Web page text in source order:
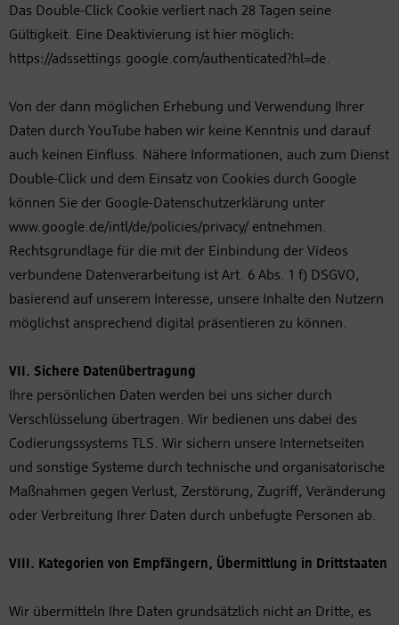
Das Double-Click Cookie verliert nach 28 Tagen seine
Gültigkeit. Eine Deaktivierung ist hier möglich:
https://adssettings.google.com/authenticated?hl=de.
Von der dann möglichen Erhebung und Verwendung Ihrer
Daten durch YouTube haben wir keine Kenntnis und darauf
auch keinen Einfluss. Nähere Informationen, auch zum Dienst
Double-Click und dem Einsatz von Cookies durch Google
können Sie der Google-Datenschutzerklärung unter
www.google.de/intl/de/policies/privacy/ entnehmen.
Rechtsgrundlage für die mit der Einbindung der Videos
verbundene Datenverarbeitung ist Art. 6 Abs. 1 f) DSGVO,
basierend auf unserem Interesse, unsere Inhalte den Nutzern
möglichst ansprechend digital präsentieren zu können.
VII. Sichere Datenübertragung
Ihre persönlichen Daten werden bei uns sicher durch
Verschlüsselung übertragen. Wir bedienen uns dabei des
Codierungssystems TLS. Wir sichern unsere Internetseiten
und sonstige Systeme durch technische und organisatorische
Maßnahmen gegen Verlust, Zerstörung, Zugriff, Veränderung
oder Verbreitung Ihrer Daten durch unbefugte Personen ab.
VIII. Kategorien von Empfängern, Übermittlung in Drittstaaten
Wir übermitteln Ihre Daten grundsätzlich nicht an Dritte, es